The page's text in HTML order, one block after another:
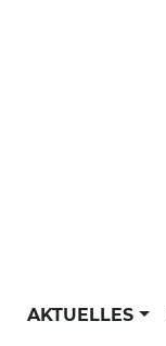
AKTUELLES